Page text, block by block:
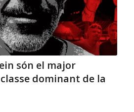
són el major
dominant de la